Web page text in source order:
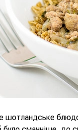
шотландське